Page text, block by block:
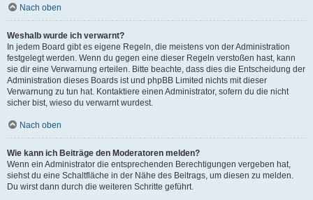
Nach oben
Weshalb wurde ich verwarnt?
In jedem Board gibt es eigene Regeln, die meistens von der Administration
festgelegt werden. Wenn du gegen eine dieser Regeln verstoßen hast, kann
sie dir eine Verwarnung erteilen. Bitte beachte, dass dies die Entscheidung der
Administration dieses Boards ist und phpBB Limited nichts mit dieser
Verwarnung zu tun hat. Kontaktiere einen Administrator, sofern du die nicht
sicher bist, wieso du verwarnt wurdest.
Nach oben
Wie kann ich Beiträge den Moderatoren melden?
Wenn ein Administrator die entsprechenden Berechtigungen vergeben hat,
siehst du eine Schaltfläche in der Nähe des Beitrags, um diesen zu melden.
Du wirst dann durch die weiteren Schritte geführt.